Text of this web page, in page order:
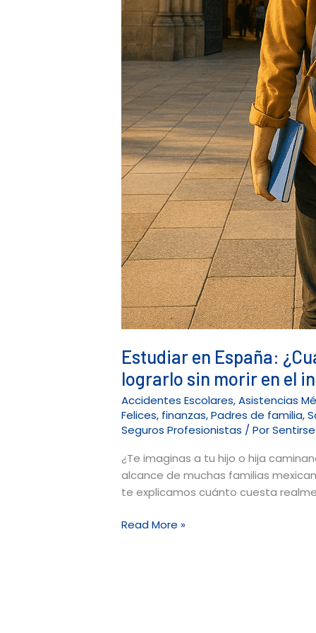
Estudiar en España:
lograrlo sin morir en el
Accidentes Escolares,Asistencias
Felices, finanzas,Padres de familia,
Seguros Profesionistas / Por
¿Te imaginas a tu hijo o hija
alcance de muchas familias
te explicamos cuánto cuesta
Read More »